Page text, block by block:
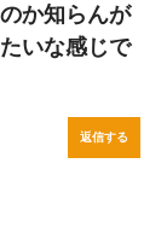
か知らんが
いな感じで
返信する